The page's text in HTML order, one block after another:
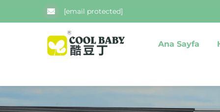
[email protected]
Ana Sayfa